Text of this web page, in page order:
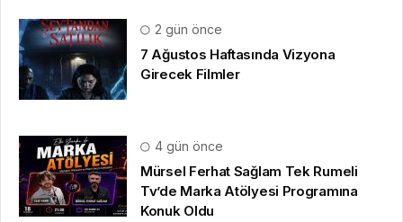
2 gün önce
7 Ağustos Haftasında Vizyona
Girecek Filmler
4 gün önce
Mürsel Ferhat Sağlam Tek Rumeli
Tv’de Marka Atölyesi Programına
Konuk Oldu